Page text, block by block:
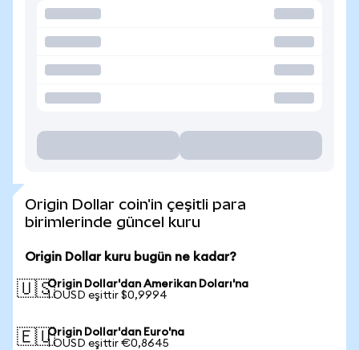
Origin Dollar coin'in çeşitli para
birimlerinde güncel kuru
Origin Dollar kuru bugün ne kadar?
🇺🇸Origin Dollar'dan Amerikan Doları'na
1 OUSD eşittir $0,9994
🇪🇺Origin Dollar'dan Euro'na
1 OUSD eşittir €0,8645